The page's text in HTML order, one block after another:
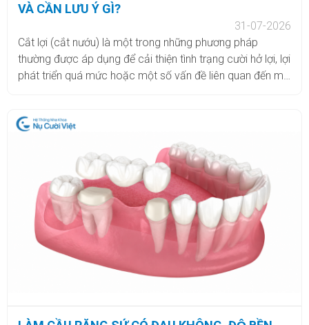
VÀ CẦN LƯU Ý GÌ?
31-07-2026
Cắt lợi (cắt nướu) là một trong những phương pháp
thường được áp dụng để cải thiện tình trạng cười hở lợi, lợi
phát triển quá mức hoặc một số vấn đề liên quan đến mô
điều trị nha khoa khác để đạt hiệu quả phù hợp. Tuy nhiên,
nhiều khách hàng vẫn còn lo lắng cắt lợi có đau không,
thực hiện trong bao lâu, bao lâu thì lành và cần chăm sóc
như thế nào sau tiểu phẫu. Cùng tìm hiểu chi tiết trong bài
viết dưới đây.